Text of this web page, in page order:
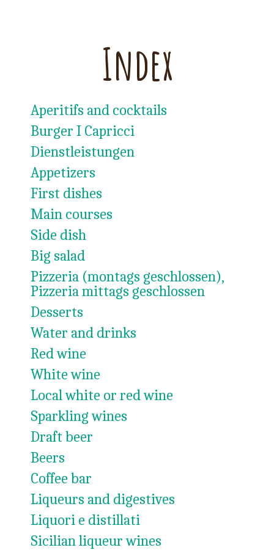
Index
Aperitifs and cocktails
Burger I Capricci
Dienstleistungen
Appetizers
First dishes
Main courses
Side dish
Big salad
Pizzeria (montags geschlossen),
Pizzeria mittags geschlossen
Desserts
Water and drinks
Red wine
White wine
Local white or red wine
Sparkling wines
Draft beer
Beers
Coffee bar
Liqueurs and digestives
Liquori e distillati
Sicilian liqueur wines